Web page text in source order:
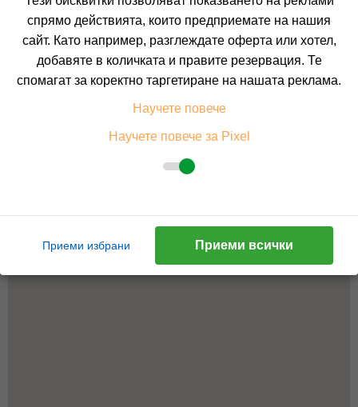
спрямо действията, които предприемате на нашия
сайт. Като например, разглеждате оферта или хотел,
добавяте в количката и правите резервация. Те
спомагат за коректно таргетиране на нашата реклама.
Научете повече
Научете повече за Pixel
Приеми избрани Приеми всички